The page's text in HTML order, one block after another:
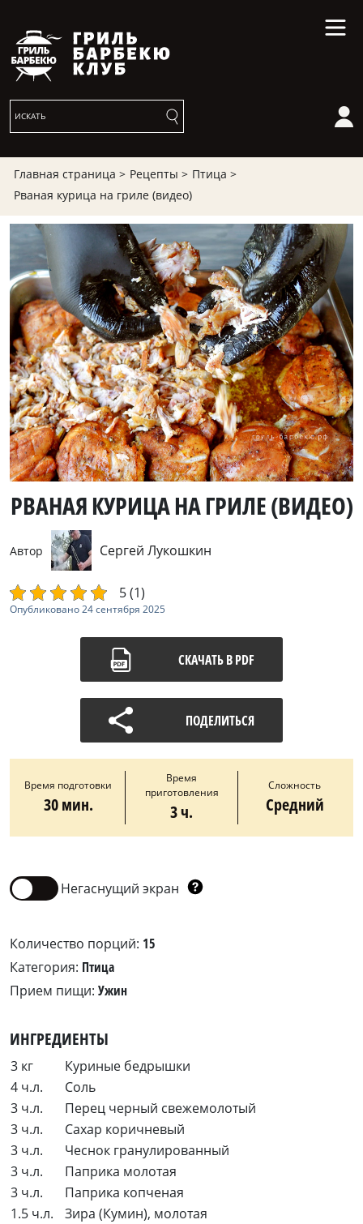
Главная страница > Рецепты > Птица >
Рваная курица на гриле (видео)
РВАНАЯ КУРИЦА НА ГРИЛЕ (ВИДЕО)
Автор Сергей Лукошкин
5 (1)
Опубликовано24 сентября 2025
СКАЧАТЬ В PDF
ПОДЕЛИТЬСЯ
Время подготовки
30 мин.
Время
приготовления
3 ч.
Сложность
Средний
Негаснущий экран
Количество порций: 15
Категория: Птица
Прием пищи: Ужин
ИНГРЕДИЕНТЫ
3 кг
Куриные бедрышки
4 ч.л.
Соль
3 ч.л.
Перец черный свежемолотый
3 ч.л.
Сахар коричневый
3 ч.л.
Чеснок гранулированный
3 ч.л.
Паприка молотая
3 ч.л.
Паприка копченая
1.5 ч.л.
Зира (Кумин), молотая